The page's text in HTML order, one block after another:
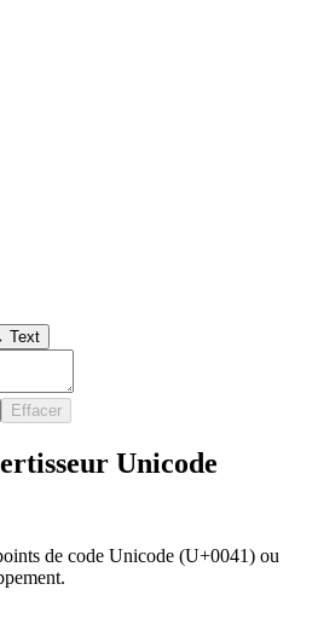
Text
Effacer
Unicode
de code Unicode (U+0041) ou